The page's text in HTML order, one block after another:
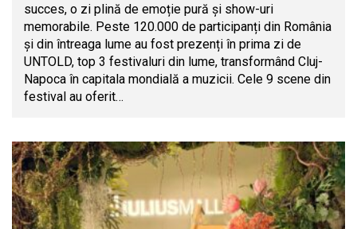
succes, o zi plină de emoție pură și show-uri
memorabile. Peste 120.000 de participanți din România
și din întreaga lume au fost prezenți în prima zi de
UNTOLD, top 3 festivaluri din lume, transformând Cluj-
Napoca în capitala mondială a muzicii. Cele 9 scene din
festival au oferit…